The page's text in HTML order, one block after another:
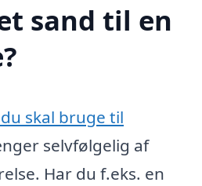
sand til en
skal bruge til
selvfølgelig af
Har du f.eks. en